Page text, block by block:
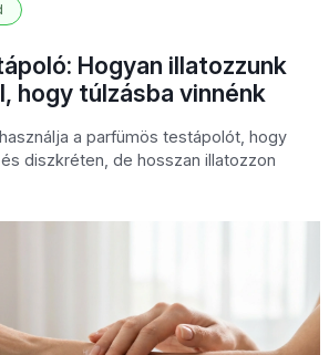
Hogyan illatozzunk
hogy túlzásba vinnénk
a parfümös testápolót, hogy
diszkréten, de hosszan illatozzon